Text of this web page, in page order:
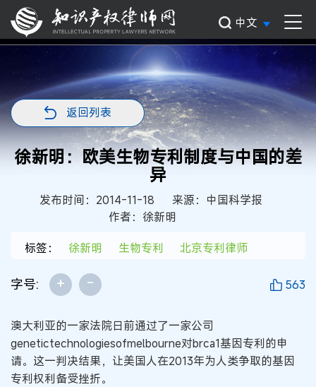
中文
返回列表
徐新明：欧美生物专利制度与中国的差
异
发布时间：2014-11-18
来源：中国科学报
作者：徐新明
标签：
徐新明 生物专利 北京专利律师
字号: + - 563
澳大利亚的一家法院日前通过了一家公司
genetictechnologiesofmelbourne对brca1基因专利的申
请。这一判决结果，让美国人在2013年为人类争取的基因
专利权利备受挫折。